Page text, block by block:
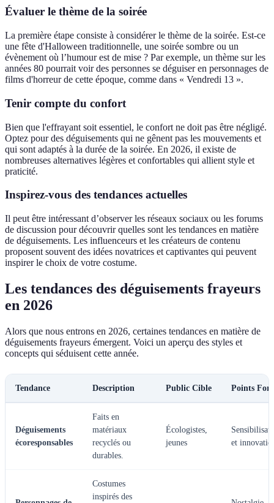
Évaluer le thème de la soirée
La première étape consiste à considérer le thème de la soirée. Est-ce
une fête d'Halloween traditionnelle, une soirée sombre ou un
évènement où l’humour est de mise ? Par exemple, un thème sur les
années 80 pourrait voir des personnes se déguiser en personnages de
films d'horreur de cette époque, comme dans « Vendredi 13 ».
Tenir compte du confort
Bien que l'effrayant soit essentiel, le confort ne doit pas être négligé.
Optez pour des déguisements qui ne gênent pas les mouvements et
qui sont adaptés à la durée de la soirée. En 2026, il existe de
nombreuses alternatives légères et confortables qui allient style et
praticité.
Inspirez-vous des tendances actuelles
Il peut être intéressant d’observer les réseaux sociaux ou les forums
de discussion pour découvrir quelles sont les tendances en matière
de déguisements. Les influenceurs et les créateurs de contenu
proposent souvent des idées novatrices et captivantes qui peuvent
inspirer le choix de votre costume.
Les tendances des déguisements frayeurs
en 2026
Alors que nous entrons en 2026, certaines tendances en matière de
déguisements frayeurs émergent. Voici un aperçu des styles et
concepts qui séduisent cette année.
Tendance Description Public Cible Points
Déguisements
écoresponsables
Faits en
matériaux
recyclés ou
durables.
Écologistes,
jeunes
et
Costumes
inspirés des